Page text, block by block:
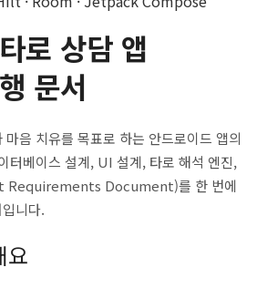
로 상담 앱
문서
마음 치유를 목표로 하는 안드로이드 앱의
터베이스 설계, UI 설계, 타로 해석 엔진,
Requirements Document)를 한 번에
니다.
요